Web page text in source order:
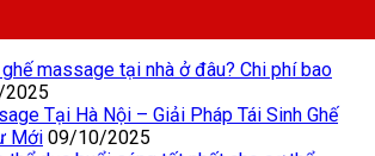
massage tại nhà ở đâu? Chi phí bao
Tại Hà Nội – Giải Pháp Tái Sinh Ghế
Mới 09/10/2025